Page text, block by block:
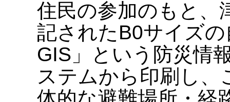
住民の参加のもと、
記されたB0サイズ
GIS」という防災情
ステムから印刷し